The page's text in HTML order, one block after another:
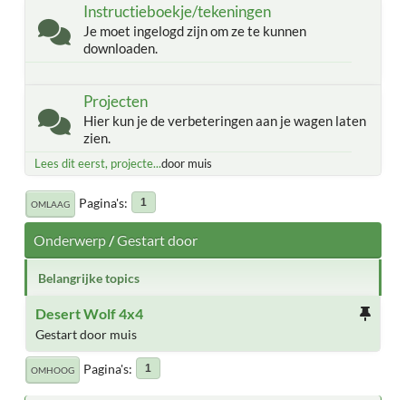
Instructieboekje/tekeningen
Je moet ingelogd zijn om ze te kunnen
downloaden.
Projecten
Hier kun je de verbeteringen aan je wagen laten
zien.
Lees dit eerst, projecte...door muis
OMLAAG Pagina's 1
Onderwerp/Gestart door
Belangrijke topics
Desert Wolf 4x4
Gestart door muis
OMHOOG Pagina's 1